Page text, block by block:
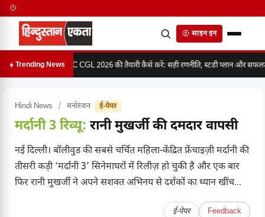
साइन इन
Trending NewsSSC CGL 2026 की तैयारी कैसे करें: सही रणनीति, स्टडी प्लान और
Hindi News / मनोरंजन ई-पेपर
मर्दानी 3 रिव्यू: रानी मुखर्जी की दमदार वापसी
नई दिल्ली। बॉलीवुड की सबसे चर्चित महिला-केंद्रित फ्रेंचाइज़ी मर्दानी की
तीसरी कड़ी ‘मर्दानी 3’ सिनेमाघरों में रिलीज़ हो चुकी है और एक बार
फिर रानी मुखर्जी ने अपने सशक्त अभिनय से दर्शकों का ध्यान खींच...
ई-पेपर Feedback